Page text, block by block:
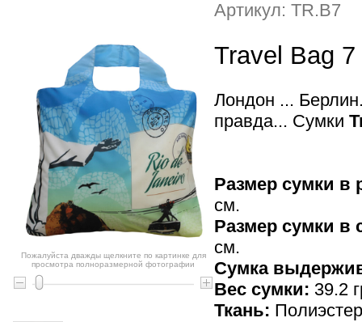
Пожалуйста дважды щелкните по картинке для
просмотра полноразмерной фотографии
Артикул: TR.B7
Travel Bag
Лондон ...
правда... Сумки
Размер сумки в
см.
Размер сумки
см.
Cумка
Вес сумки: 39.2
Ткань: Полиэстер